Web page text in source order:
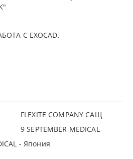
С ЕXOCAD.
FLEXITE COMPANY САЩ
9 SEPTEMBER MEDICAL
- Япония